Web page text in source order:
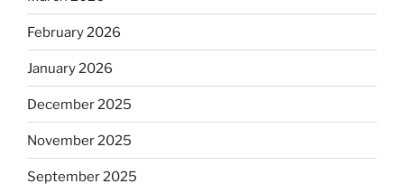
February 2026
January 2026
December 2025
November 2025
September 2025